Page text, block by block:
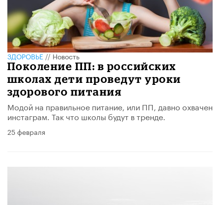
ЗДОРОВЬЕ//Новость
Поколение ПП: в российских
школах дети проведут уроки
здорового питания
Модой на правильное питание, или ПП, давно охвачен
инстаграм. Так что школы будут в тренде.
25 февраля